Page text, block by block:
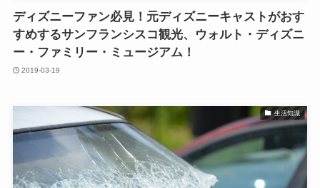
ディズニーファン必見！元ディズニーキャストがおす
すめするサンフランシスコ観光、ウォルト・ディズニ
ー・ファミリー・ミュージアム！
2019-03-19
生活知識